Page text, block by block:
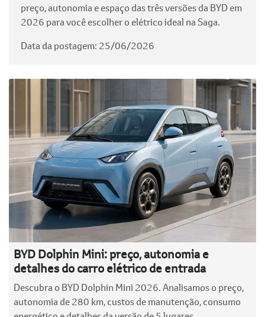
preço, autonomia e espaço das três versões da BYD em
2026 para você escolher o elétrico ideal na Saga.
Data da postagem: 25/06/2026
BYD Dolphin Mini: preço, autonomia e
detalhes do carro elétrico de entrada
Descubra o BYD Dolphin Mini 2026. Analisamos o preço,
autonomia de 280 km, custos de manutenção, consumo